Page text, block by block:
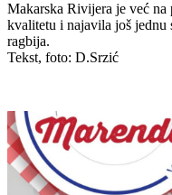
Makarska Rivijera je već
kvalitetu i najavila još
ragbija.
Tekst, foto: D.Srzić